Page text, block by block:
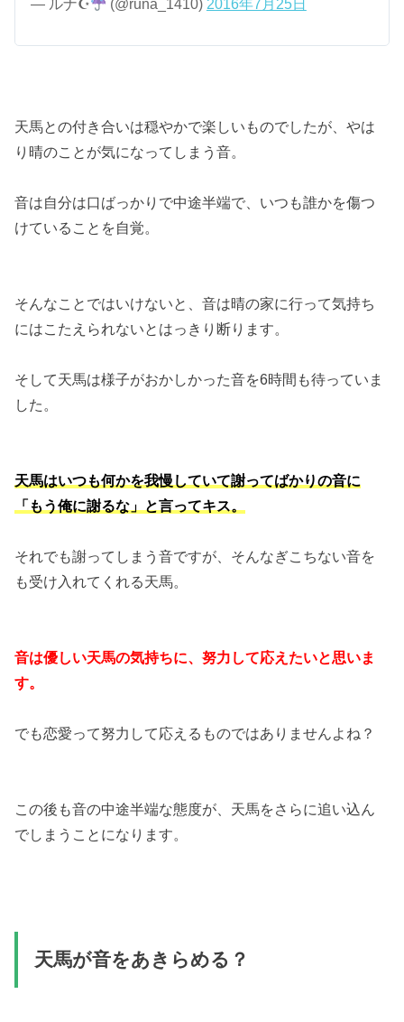
— ルナ☪︎ (@runa_1410) 2016年7月25日
天馬との付き合いは穏やかで楽しいものでしたが、やは
り晴のことが気になってしまう音。
音は自分は口ばっかりで中途半端で、いつも誰かを傷つ
けていることを自覚。
そんなことではいけないと、音は晴の家に行って気持ち
にはこたえられないとはっきり断ります。
そして天馬は様子がおかしかった音を6時間も待っていま
した。
天馬はいつも何かを我慢していて謝ってばかりの音に
「もう俺に謝るな」と言ってキス。
それでも謝ってしまう音ですが、そんなぎこちない音を
も受け入れてくれる天馬。
音は優しい天馬の気持ちに、努力して応えたいと思いま
す。
でも恋愛って努力して応えるものではありませんよね？
この後も音の中途半端な態度が、天馬をさらに追い込ん
でしまうことになります。
天馬が音をあきらめる？